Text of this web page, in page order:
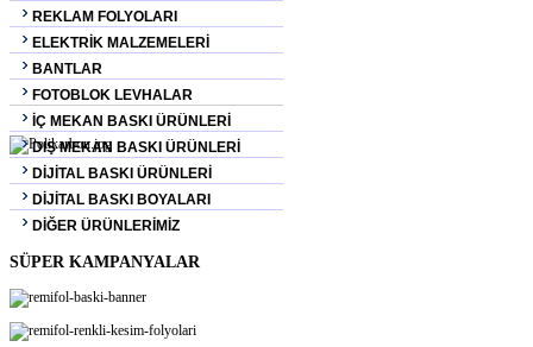
REKLAM FOLYOLARI
ELEKTRİK MALZEMELERİ
BANTLAR
FOTOBLOK LEVHALAR
İÇ MEKAN BASKI ÜRÜNLERİ
DIŞ MEKAN BASKI ÜRÜNLERİ
DİJİTAL BASKI ÜRÜNLERİ
DİJİTAL BASKI BOYALARI
DİĞER ÜRÜNLERİMİZ
SÜPER KAMPANYALAR